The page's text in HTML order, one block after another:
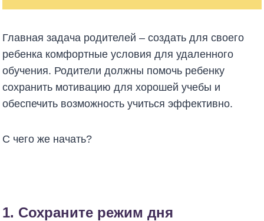
Главная задача родителей – создать для своего
ребенка комфортные условия для удаленного
обучения. Родители должны помочь ребенку
сохранить мотивацию для хорошей учебы и
обеспечить возможность учиться эффективно.
С чего же начать?
1. Сохраните режим дня